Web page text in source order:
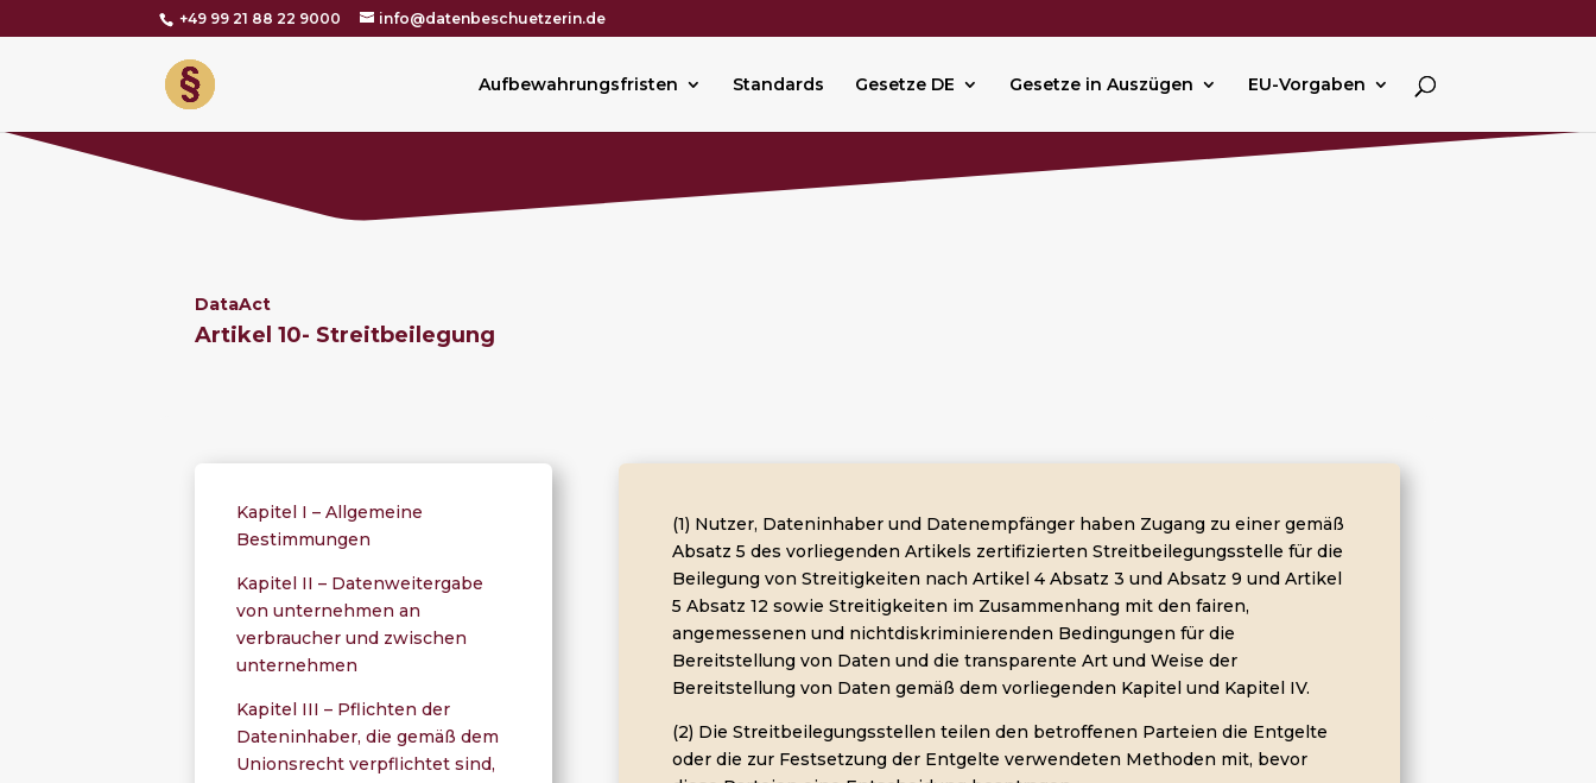
+49 99 21 88 22 9000 info@datenbeschuetzerin.de
Aufbewahrungsfristen Standards Gesetze DE Gesetze in Auszügen EU-Vorgaben
DataAct
Artikel 10- Streitbeilegung
Kapitel I – Allgemeine
Bestimmungen
Kapitel II – Datenweitergabe
von unternehmen an
verbraucher und zwischen
unternehmen
Kapitel III – Pflichten der
Dateninhaber, die gemäß dem
Unionsrecht verpflichtet sind,
(1) Nutzer, Dateninhaber und Datenempfänger haben Zugang zu einer gemäß
Absatz 5 des vorliegenden Artikels zertifizierten Streitbeilegungsstelle für die
Beilegung von Streitigkeiten nach Artikel 4 Absatz 3 und Absatz 9 und Artikel
5 Absatz 12 sowie Streitigkeiten im Zusammenhang mit den fairen,
angemessenen und nichtdiskriminierenden Bedingungen für die
Bereitstellung von Daten und die transparente Art und Weise der
Bereitstellung von Daten gemäß dem vorliegenden Kapitel und Kapitel IV.
(2) Die Streitbeilegungsstellen teilen den betroffenen Parteien die Entgelte
oder die zur Festsetzung der Entgelte verwendeten Methoden mit, bevor